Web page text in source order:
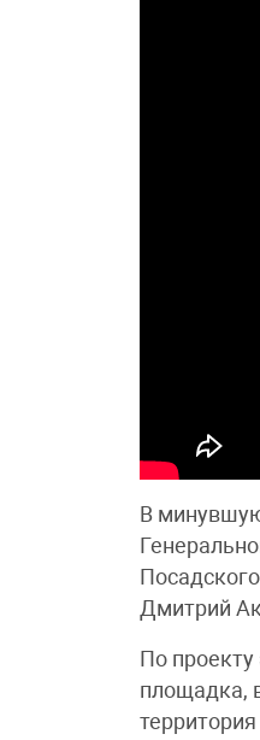
В
Дмитрий
По
площадка,